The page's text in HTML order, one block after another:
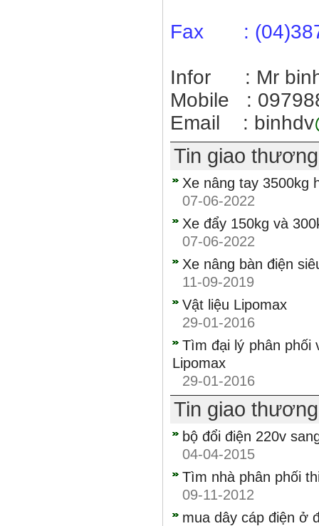
Fax :
Infor : Mr
Mobile :
Email : binhdv
Tin giao
Xe nâng tay 3500kg
07-06-2022
Xe đẩy 150kg và
07-06-2022
Xe nâng bàn điện
11-09-2019
Vật liệu Lipomax
29-01-2016
Tìm đại lý phân phối
Lipomax
29-01-2016
Tin giao
bộ đổi điện 220v
04-04-2015
Tìm nhà phân phối
09-11-2012
mua dây cáp điện ở